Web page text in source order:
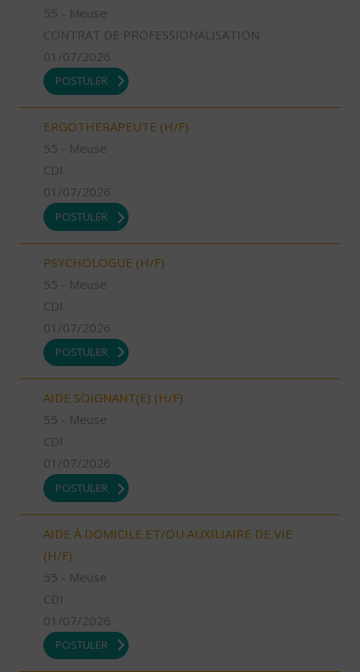
55 - Meuse
CONTRAT DE PROFESSIONALISATION
01/07/2026
POSTULER
ERGOTHERAPEUTE (H/F)
55 - Meuse
CDI
01/07/2026
POSTULER
PSYCHOLOGUE (H/F)
55 - Meuse
CDI
01/07/2026
POSTULER
AIDE SOIGNANT(E) (H/F)
55 - Meuse
CDI
01/07/2026
POSTULER
AIDE À DOMICILE ET/OU AUXILIAIRE DE VIE
(H/F)
55 - Meuse
CDI
01/07/2026
POSTULER